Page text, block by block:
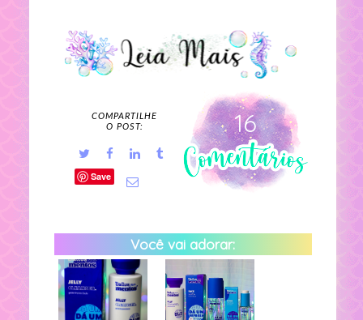
16
COMPARTILHE
O POST:
Save
Você vai adorar: